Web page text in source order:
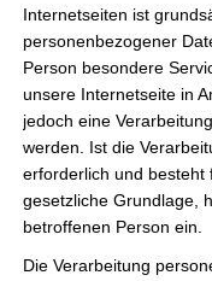
Heimatherzen
Verdoppelung
Förderverein
Liebe Mitglieder, liebe
27.02.2025, findet
Internetseiten ist
personenbezogener
Person besondere
unsere Internetseite in
jedoch eine
werden. Ist die
erforderlich und besteht
gesetzliche Grundlage,
betroffenen Person ein.
Die Verarbeitung